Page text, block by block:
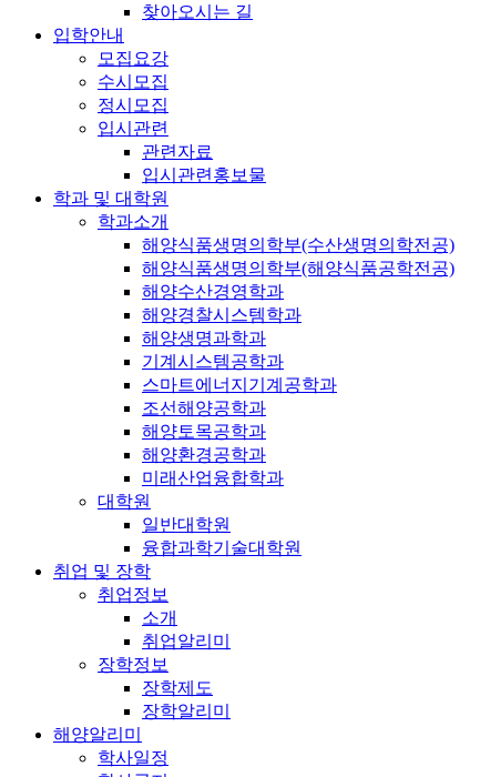
찾아오시는 길
입학안내
모집요강
수시모집
정시모집
입시관련
관련자료
입시관련홍보물
학과 및 대학원
학과소개
해양식품생명의학부(수산생명의학전공)
해양식품생명의학부(해양식품공학전공)
해양수산경영학과
해양경찰시스템학과
해양생명과학과
기계시스템공학과
스마트에너지기계공학과
조선해양공학과
해양토목공학과
해양환경공학과
미래산업융합학과
대학원
일반대학원
융합과학기술대학원
취업 및 장학
취업정보
소개
취업알리미
장학정보
장학제도
장학알리미
해양알리미
학사일정